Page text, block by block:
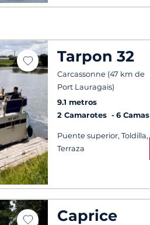
Tarpon 32
Carcassonne (47 km de
Port Lauragais)
9.1 metros
2 Camarotes
6 Camas
Puente superior, Toldilla,
Terraza
Caprice